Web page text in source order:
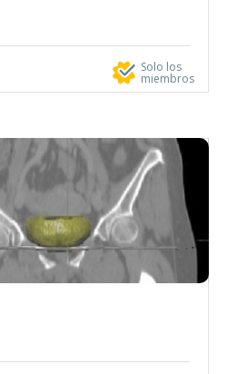
Solo los
miembros